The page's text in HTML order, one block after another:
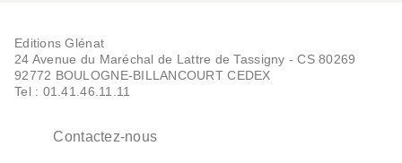
Editions Glénat
24 Avenue du Maréchal de Lattre de Tassigny - CS 80269
92772 BOULOGNE-BILLANCOURT CEDEX
Tel : 01.41.46.11.11
Contactez-nous